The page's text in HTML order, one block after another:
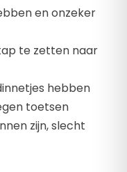
en onzeker
te zetten naar
hebben
toetsen
zijn, slecht